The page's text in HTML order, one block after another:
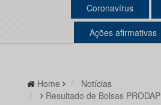
Coronavírus
Ações afirmativas
Home
Notícias
Resultado de Bolsas PRODAP